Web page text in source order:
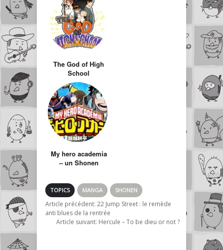
Kyung-Il YANG
The God of High
School
My hero academia
– un Shonen
Punch Man
TOPICS MANGA SHONEN
Article précédent: 22 Jump Street : le remède
anti blues de la rentrée
Article suivant: Hercule – To be dieu or not ?